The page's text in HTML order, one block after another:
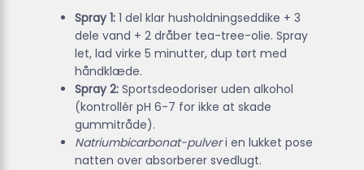
Spray 1: 1 del klar husholdningseddike + 3
dele vand + 2 dråber tea-tree-olie. Spray
let, lad virke 5 minutter, dup tørt med
håndklæde.
Spray 2: Sportsdeodoriser uden alkohol
(kontrollér pH 6-7 for ikke at skade
gummitråde).
Natriumbicarbonat-pulveri en lukket pose
natten over absorberer svedlugt.